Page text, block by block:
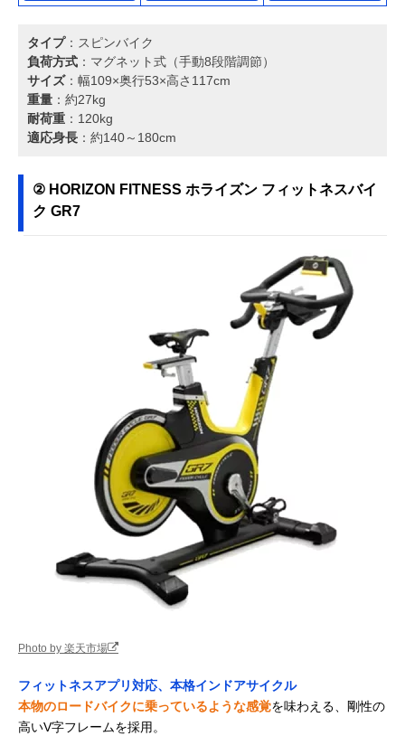
タイプ：スピンバイク
負荷方式 ：マグネット式（手動8段階調節）
サイズ：幅109×奥行53×高さ117cm
重量 ：約27kg
耐荷重 ：120kg
適応身長 ：約140～180cm
② HORIZON FITNESS ホライズン フィットネスバイ
ク GR7
Photo by 楽天市場
フィットネスアプリ対応、本格インドアサイクル
本物のロードバイクに乗っているような感覚を味わえる、剛性の
高いV字フレームを採用。